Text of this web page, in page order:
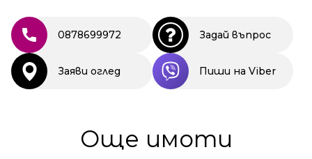
0878699972 Задай въпрос
Заяви оглед Пиши на Viber
Още имоти